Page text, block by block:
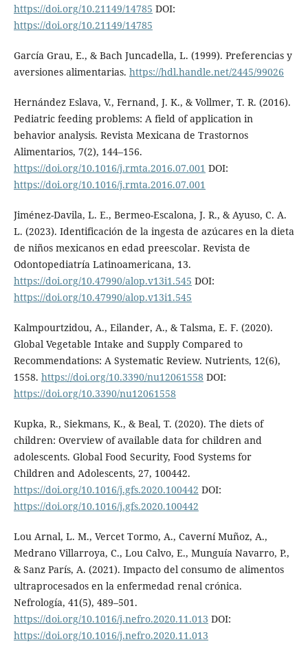
https://doi.org/10.21149/14785 DOI:
https://doi.org/10.21149/14785
García Grau, E., & Bach Juncadella, L. (1999). Preferencias y
aversiones alimentarias. https://hdl.handle.net/2445/99026
Hernández Eslava, V., Fernand, J. K., & Vollmer, T. R. (2016).
Pediatric feeding problems: A field of application in
behavior analysis. Revista Mexicana de Trastornos
Alimentarios, 7(2), 144–156.
https://doi.org/10.1016/j.rmta.2016.07.001 DOI:
https://doi.org/10.1016/j.rmta.2016.07.001
Jiménez-Davila, L. E., Bermeo-Escalona, J. R., & Ayuso, C. A.
L. (2023). Identificación de la ingesta de azúcares en la dieta
de niños mexicanos en edad preescolar. Revista de
Odontopediatría Latinoamericana, 13.
https://doi.org/10.47990/alop.v13i1.545 DOI:
https://doi.org/10.47990/alop.v13i1.545
Kalmpourtzidou, A., Eilander, A., & Talsma, E. F. (2020).
Global Vegetable Intake and Supply Compared to
Recommendations: A Systematic Review. Nutrients, 12(6),
1558. https://doi.org/10.3390/nu12061558 DOI:
https://doi.org/10.3390/nu12061558
Kupka, R., Siekmans, K., & Beal, T. (2020). The diets of
children: Overview of available data for children and
adolescents. Global Food Security, Food Systems for
Children and Adolescents, 27, 100442.
https://doi.org/10.1016/j.gfs.2020.100442 DOI:
https://doi.org/10.1016/j.gfs.2020.100442
Lou Arnal, L. M., Vercet Tormo, A., Caverní Muñoz, A.,
Medrano Villarroya, C., Lou Calvo, E., Munguía Navarro, P.,
& Sanz París, A. (2021). Impacto del consumo de alimentos
ultraprocesados en la enfermedad renal crónica.
Nefrología, 41(5), 489–501.
https://doi.org/10.1016/j.nefro.2020.11.013 DOI:
https://doi.org/10.1016/j.nefro.2020.11.013